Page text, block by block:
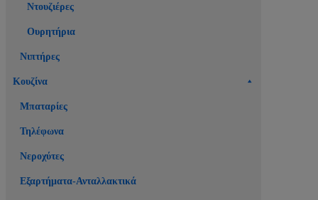
Ντουζιέρες
Ουρητήρια
Νιπτήρες
Κουζίνα
Μπαταρίες
Τηλέφωνα
Νεροχύτες
Εξαρτήματα-Ανταλλακτικά